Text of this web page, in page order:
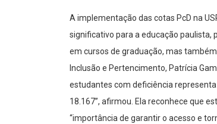
A implementação das cotas PcD na
significativo para a educação paulista,
em cursos de graduação, mas
Inclusão e Pertencimento, Patrícia
estudantes com deficiência
18.167”, afirmou. Ela reconhece que
“importância de garantir o acesso e